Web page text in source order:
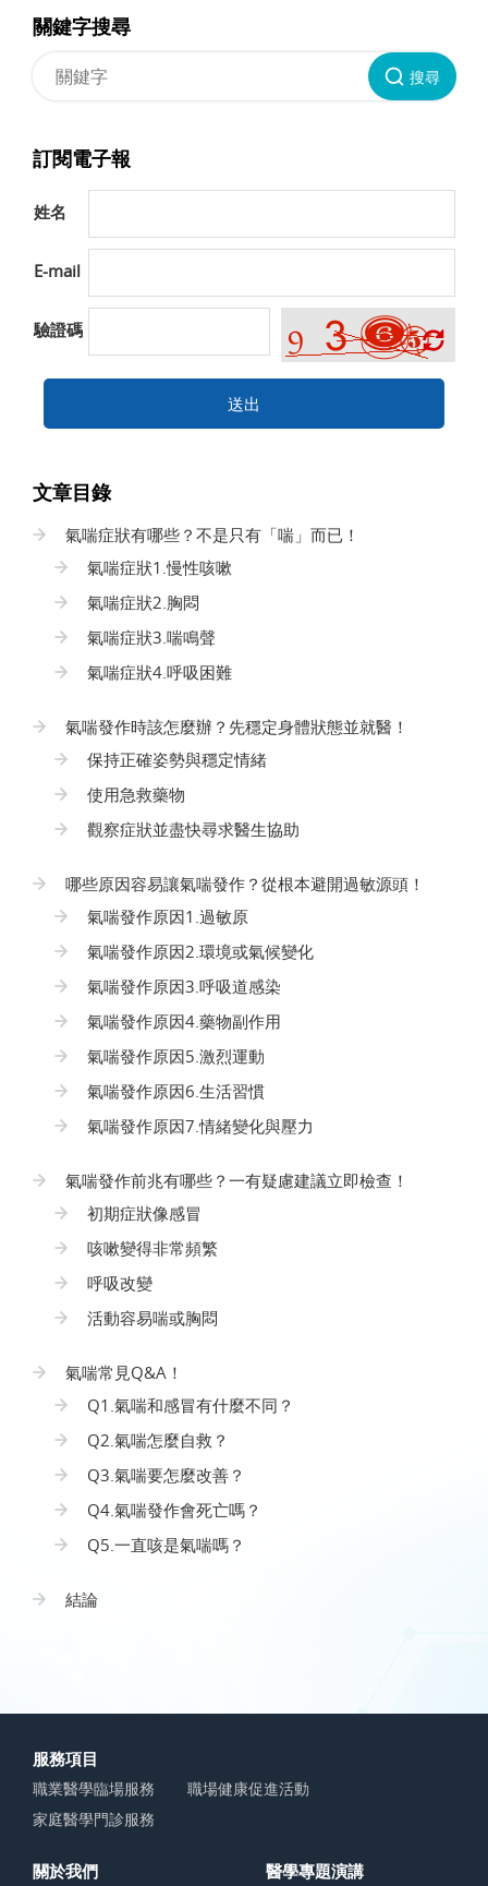
關鍵字搜尋
搜尋
訂閱電子報
姓名
E-mail
驗證碼
送出
文章目錄
氣喘症狀有哪些？不是只有「喘」而已！
氣喘症狀1.慢性咳嗽
氣喘症狀2.胸悶
氣喘症狀3.喘鳴聲
氣喘症狀4.呼吸困難
氣喘發作時該怎麼辦？先穩定身體狀態並就醫！
保持正確姿勢與穩定情緒
使用急救藥物
觀察症狀並盡快尋求醫生協助
哪些原因容易讓氣喘發作？從根本避開過敏源頭！
氣喘發作原因1.過敏原
氣喘發作原因2.環境或氣候變化
氣喘發作原因3.呼吸道感染
氣喘發作原因4.藥物副作用
氣喘發作原因5.激烈運動
氣喘發作原因6.生活習慣
氣喘發作原因7.情緒變化與壓力
氣喘發作前兆有哪些？一有疑慮建議立即檢查！
初期症狀像感冒
咳嗽變得非常頻繁
呼吸改變
活動容易喘或胸悶
氣喘常見Q&A！
Q1.氣喘和感冒有什麼不同？
Q2.氣喘怎麼自救？
Q3.氣喘要怎麼改善？
Q4.氣喘發作會死亡嗎？
Q5.一直咳是氣喘嗎？
結論
服務項目
職業醫學臨場服務
職場健康促進活動
家庭醫學門診服務
關於我們 醫學專題演講